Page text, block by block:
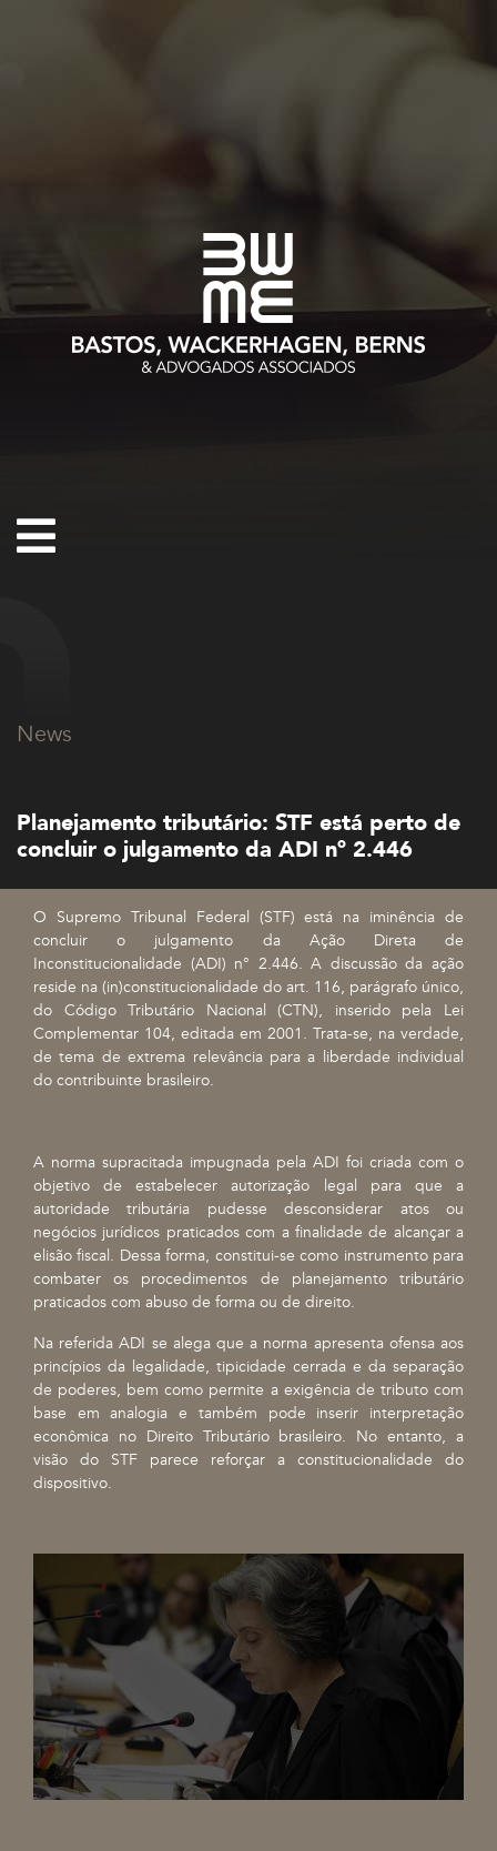
News
Planejamento tributário: STF está perto de
concluir o julgamento da ADI nº 2.446
O Supremo Tribunal Federal (STF) está na iminência de
concluir o julgamento da Ação Direta de
Inconstitucionalidade (ADI) n° 2.446. A discussão da ação
reside na (in)constitucionalidade do art. 116, parágrafo único,
do Código Tributário Nacional (CTN), inserido pela Lei
Complementar 104, editada em 2001. Trata-se, na verdade,
de tema de extrema relevância para a liberdade individual
do contribuinte brasileiro.
A norma supracitada impugnada pela ADI foi criada com o
objetivo de estabelecer autorização legal para que a
autoridade tributária pudesse desconsiderar atos ou
negócios jurídicos praticados com a finalidade de alcançar a
elisão fiscal. Dessa forma, constitui-se como instrumento para
combater os procedimentos de planejamento tributário
praticados com abuso de forma ou de direito.
Na referida ADI se alega que a norma apresenta ofensa aos
princípios da legalidade, tipicidade cerrada e da separação
de poderes, bem como permite a exigência de tributo com
base em analogia e também pode inserir interpretação
econômica no Direito Tributário brasileiro. No entanto, a
visão do STF parece reforçar a constitucionalidade do
dispositivo.